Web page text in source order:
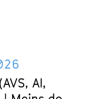
AI,